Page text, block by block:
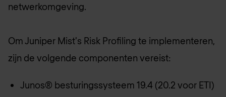
netwerkomgeving.
Om Juniper Mist's Risk Profiling te implementeren,
zijn de volgende componenten vereist:
Junos® besturingssysteem 19.4 (20.2 voor ETI)